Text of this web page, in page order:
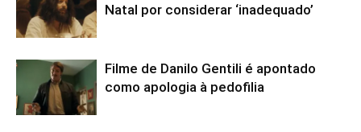
Natal por considerar ‘inadequado’
Filme de Danilo Gentili é apontado
como apologia à pedofilia